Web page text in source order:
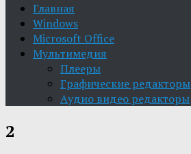
Главная
Windows
Microsoft Office
Мультимедия
Плееры
Графические редакторы
Aудио видео редакторы
2